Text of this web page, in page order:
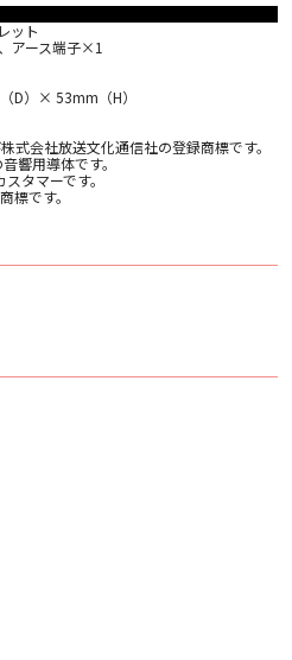
ット
アース端子×1
D）× 53mm（H）
式会社放送文化通信社の登録商標です。
響用導体です。
タマーです。
標です。